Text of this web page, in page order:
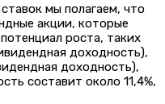
мы полагаем, что
акции, которые
роста, таких
доходность),
доходность),
составит около 11,4%,